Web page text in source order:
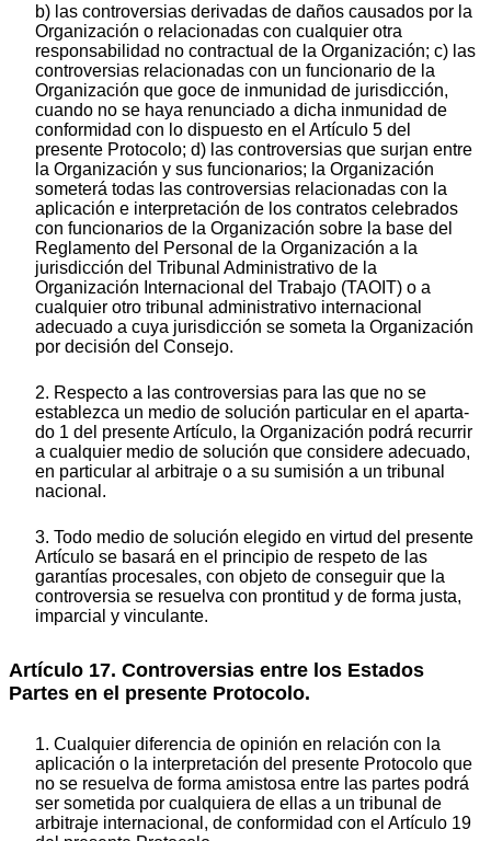
b) las controversias derivadas de daños causados por la
Organización o relacionadas con cualquier otra
responsabilidad no contractual de la Organización; c) las
controversias relacionadas con un funcionario de la
Organización que goce de inmunidad de jurisdicción,
cuando no se haya renunciado a dicha inmunidad de
conformidad con lo dispuesto en el Artículo 5 del
presente Protocolo; d) las controversias que surjan entre
la Organización y sus funcionarios; la Organización
someterá todas las controversias relacionadas con la
aplicación e interpretación de los contratos celebrados
con funcionarios de la Organización sobre la base del
Reglamento del Personal de la Organización a la
jurisdicción del Tribunal Administrativo de la
Organización Internacional del Trabajo (TAOIT) o a
cualquier otro tribunal administrativo internacional
adecuado a cuya jurisdicción se someta la Organización
por decisión del Consejo.
2. Respecto a las controversias para las que no se
establezca un medio de solución particular en el aparta-
do 1 del presente Artículo, la Organización podrá recurrir
a cualquier medio de solución que considere adecuado,
en particular al arbitraje o a su sumisión a un tribunal
nacional.
3. Todo medio de solución elegido en virtud del presente
Artículo se basará en el principio de respeto de las
garantías procesales, con objeto de conseguir que la
controversia se resuelva con prontitud y de forma justa,
imparcial y vinculante.
Artículo 17. Controversias entre los Estados
Partes en el presente Protocolo.
1. Cualquier diferencia de opinión en relación con la
aplicación o la interpretación del presente Protocolo que
no se resuelva de forma amistosa entre las partes podrá
ser sometida por cualquiera de ellas a un tribunal de
arbitraje internacional, de conformidad con el Artículo 19